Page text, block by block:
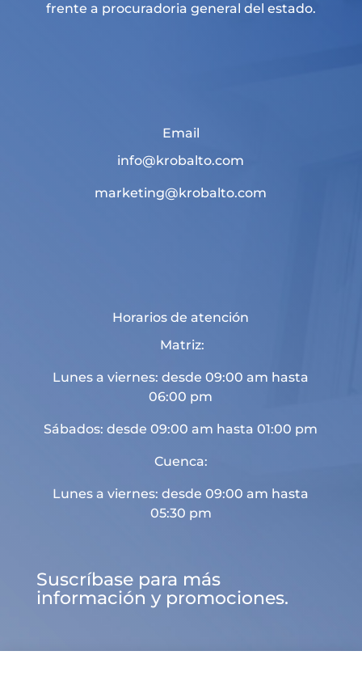
frente a procuradoria general del estado.
Email
info@krobalto.com
marketing@krobalto.com
Horarios de atención
Matriz:
Lunes a viernes: desde 09:00 am hasta
06:00 pm
Sábados: desde 09:00 am hasta 01:00 pm
Cuenca:
Lunes a viernes: desde 09:00 am hasta
05:30 pm
Suscríbase para más
información y promociones.